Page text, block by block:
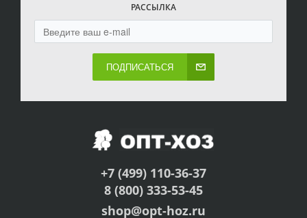
РАССЫЛКА
ПОДПИСАТЬСЯ
+7 (499) 110-36-37
8 (800) 333-53-45
shop@opt-hoz.ru